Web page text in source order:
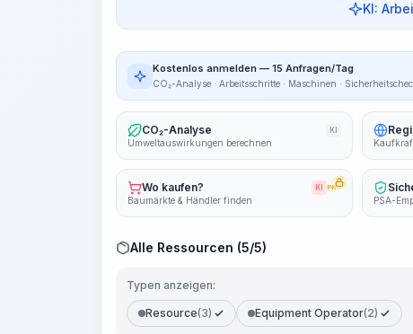
KI:
Kostenlos anmelden — 15 Anfragen/Tag
CO₂-Analyse · Arbeitsschritte · Maschinen ·
CO₂-Analyse KI
Umweltauswirkungen berechnen
Wo kaufen? KI PRO
Baumärkte & Händler finden PSA-
Alle Ressourcen (5/5)
Typen anzeigen:
Resource(3) Equipment Operator(2)